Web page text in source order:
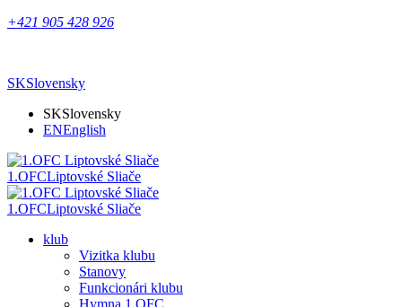
+421 905 428 926
SKSlovensky
SKSlovensky
ENEnglish
1.OFCLiptovské Sliače
1.OFCLiptovské Sliače
klub
Vizitka klubu
Stanovy
Funkcionári klubu
Hymna 1.OFC